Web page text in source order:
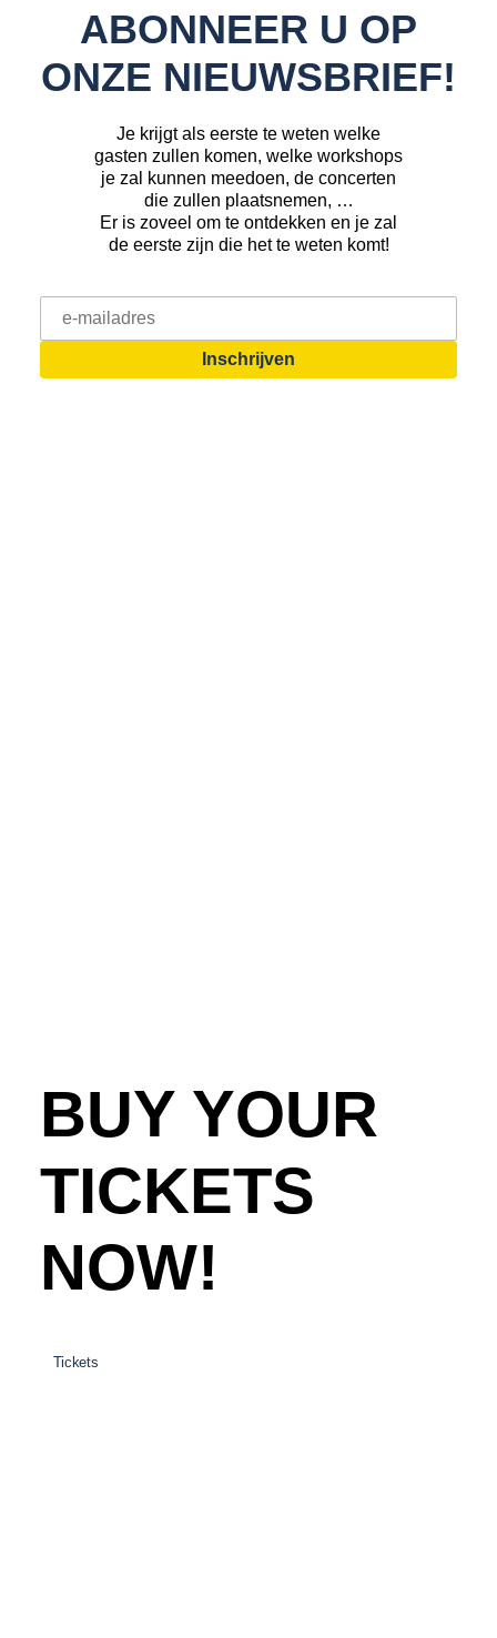
ABONNEER U OP
ONZE NIEUWSBRIEF!
Je krijgt als eerste te weten welke
gasten zullen komen, welke workshops
je zal kunnen meedoen, de concerten
die zullen plaatsnemen, …
Er is zoveel om te ontdekken en je zal
de eerste zijn die het te weten komt!
BUY YOUR
TICKETS
NOW!
Tickets